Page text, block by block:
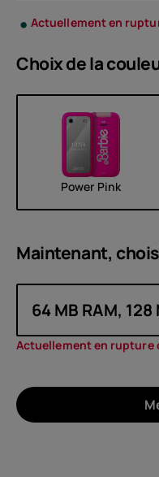
Actuellement en
Choix de la
Power Pink
Maintenant,
64 MB RAM,
Actuellement en rupture